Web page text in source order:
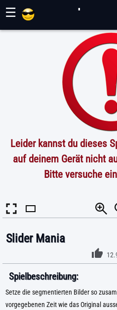
☰
Leider kannst du dieses
auf deinem Gerät nicht
Bitte versuche
Slider Mania
Spielbeschreibung:
Setze die segmentierten Bilder so
vorgegebenen Zeit wie das Original